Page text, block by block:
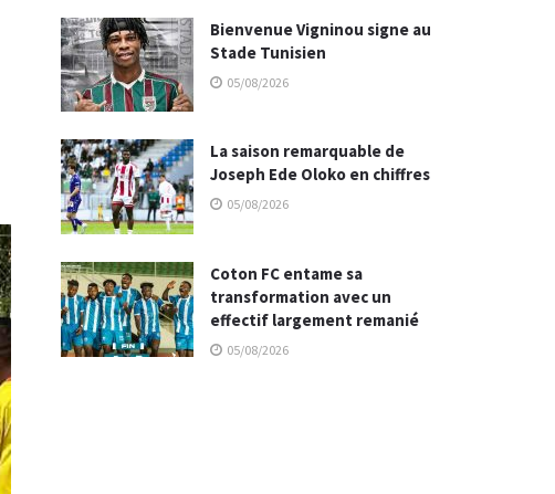
Bienvenue Vigninou signe au
Stade Tunisien
05/08/2026
La saison remarquable de
Joseph Ede Oloko en chiffres
05/08/2026
Coton FC entame sa
transformation avec un
effectif largement remanié
05/08/2026